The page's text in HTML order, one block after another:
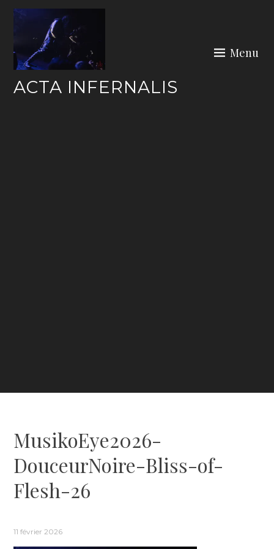
Skip
content
ACTA INFERNALIS
Menu
MusikoEye2026-
DouceurNoire-Bliss-of-
Flesh-26
11 février 2026